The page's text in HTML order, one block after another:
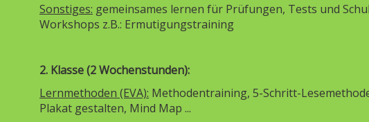
Sonstiges: gemeinsames lernen für Prüfungen, Tests und
Workshops z.B.: Ermutigungstraining
2. Klasse (2 Wochenstunden):
Lernmethoden (EVA): Methodentraining, 5-Schritt-
Plakat gestalten, Mind Map ...